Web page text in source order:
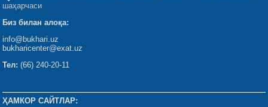
шаҳарчаси
Биз билан алоқа:
info@bukhari.uz
bukharicenter@exat.uz
Тел: (66) 240-20-11
ҲАМКОР САЙТЛАР: